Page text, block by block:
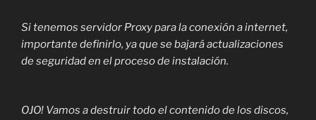
Si tenemos servidor Proxy para la conexión a internet,
importante definirlo, ya que se bajará actualizaciones
de seguridad en el proceso de instalación.
OJO! Vamos a destruir todo el contenido de los discos,